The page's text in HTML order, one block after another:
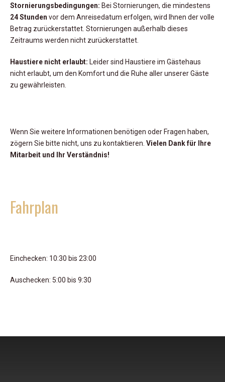
Stornierungsbedingungen: Bei Stornierungen, die mindestens
24 Stunden vor dem Anreisedatum erfolgen, wird Ihnen der volle
Betrag zurückerstattet. Stornierungen außerhalb dieses
Zeitraums werden nicht zurückerstattet.
Haustiere nicht erlaubt: Leider sind Haustiere im Gästehaus
nicht erlaubt, um den Komfort und die Ruhe aller unserer Gäste
zu gewährleisten.
Wenn Sie weitere Informationen benötigen oder Fragen haben,
zögern Sie bitte nicht, uns zu kontaktieren. Vielen Dank für Ihre
Mitarbeit und Ihr Verständnis!
Fahrplan
Einchecken: 10:30 bis 23:00
Auschecken: 5:00 bis 9:30